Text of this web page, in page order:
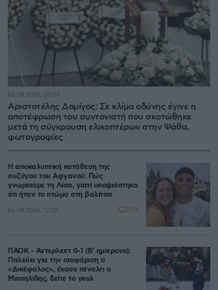
Αριστοτέλης Δαμίγος: Σε κλίμα οδύνης έγινε η
αποτέφρωση του συντονιστή που σκοτώθηκε
μετά τη σύγκρουση ελικοπτέρων στην Ψάθα,
φωτογραφίες
06.08.2026, 20:03
Η αποκαλυπτική κατάθεση της
συζύγου του Αφγανού: Πώς
γνωρίσαμε τη Λίσα, γιατί υποψιάστηκα
ότι ήταν το πτώμα στη βαλίτσα
06.08.2026, 12:32 273
ΠΑΟΚ - Άντερλεχτ 0-1 (Β' ημίχρονο):
Παλεύει για την ισοφάριση ο
«Δικέφαλος», έχασε πέναλτι ο
Μιχαηλίδης, δείτε το γκολ